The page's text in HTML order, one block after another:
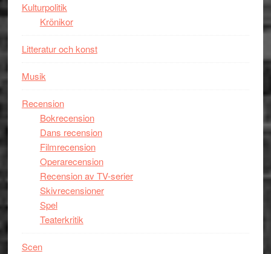
Kulturpolitik
Krönikor
Litteratur och konst
Musik
Recension
Bokrecension
Dans recension
Filmrecension
Operarecension
Recension av TV-serier
Skivrecensioner
Spel
Teaterkritik
Scen